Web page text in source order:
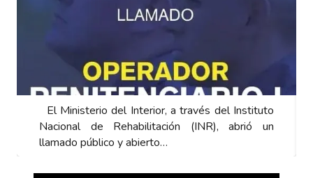
El Ministerio del Interior, a través del Instituto
Nacional de Rehabilitación (INR), abrió un
llamado público y abierto…